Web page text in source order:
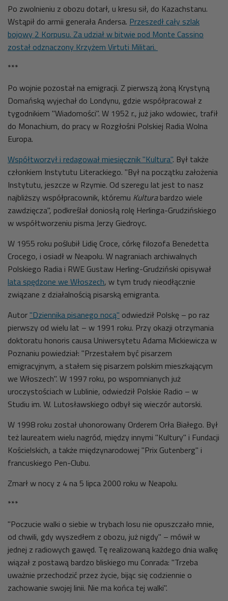
Po zwolnieniu z obozu dotarł, u kresu sił, do Kazachstanu.
Wstąpił do armii generała Andersa. Przeszedł cały szlak
bojowy 2 Korpusu. Za udział w bitwie pod Monte Cassino
został odznaczony Krzyżem Virtuti Militari.
***
Po wojnie pozostał na emigracji. Z pierwszą żoną Krystyną
Domańską wyjechał do Londynu, gdzie współpracował z
tygodnikiem "Wiadomości". W 1952 r., już jako wdowiec, trafił
do Monachium, do pracy w Rozgłośni Polskiej Radia Wolna
Europa.
Współtworzył i redagował miesięcznik "Kultura". Był także
członkiem Instytutu Literackiego. "Był na początku założenia
Instytutu, jeszcze w Rzymie. Od szeregu lat jest to nasz
najbliższy współpracownik, któremu Kulturabardzo wiele
zawdzięcza", podkreślał doniosłą rolę Herlinga-Grudzińskiego
w współtworzeniu pisma Jerzy Giedroyc.
W 1955 roku poślubił Lidię Croce, córkę filozofa Benedetta
Crocego, i osiadł w Neapolu. W nagraniach archiwalnych
Polskiego Radia i RWE Gustaw Herling-Grudziński opisywał
lata spędzone we Włoszech, w tym trudy nieodłącznie
związane z działalnością pisarską emigranta.
Autor "Dziennika pisanego nocą" odwiedził Polskę – po raz
pierwszy od wielu lat – w 1991 roku. Przy okazji otrzymania
doktoratu honoris causa Uniwersytetu Adama Mickiewicza w
Poznaniu powiedział: "Przestałem być pisarzem
emigracyjnym, a stałem się pisarzem polskim mieszkającym
we Włoszech". W 1997 roku, po wspomnianych już
uroczystościach w Lublinie, odwiedził Polskie Radio – w
Studiu im. W. Lutosławskiego odbył się wieczór autorski.
W 1998 roku został uhonorowany Orderem Orła Białego. Był
też laureatem wielu nagród, między innymi "Kultury" i Fundacji
Kościelskich, a także międzynarodowej "Prix Gutenberg" i
francuskiego Pen-Clubu.
Zmarł w nocy z 4 na 5 lipca 2000 roku w Neapolu.
***
"Poczucie walki o siebie w trybach losu nie opuszczało mnie,
od chwili, gdy wyszedłem z obozu, już nigdy" – mówił w
jednej z radiowych gawęd. Tę realizowaną każdego dnia walkę
wiązał z postawą bardzo bliskiego mu Conrada: "Trzeba
uważnie przechodzić przez życie, bijąc się codziennie o
zachowanie swojej linii. Nie ma końca tej walki".